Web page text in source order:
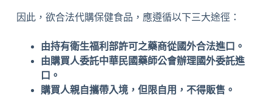
因此，欲合法代購保健食品，應遵循以下三大途徑：
由持有衛生福利部許可之藥商從國外合法進口。
由購買人委託中華民國藥師公會辦理國外委託進
口。
購買人親自攜帶入境，但限自用，不得販售。